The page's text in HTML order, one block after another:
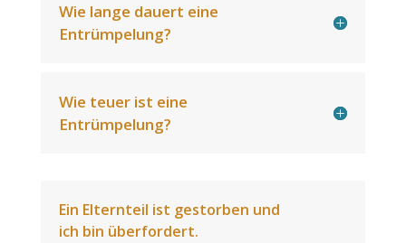
Wie lange dauert eine
Entrümpelung?
Wie teuer ist eine
Entrümpelung?
Ein Elternteil ist gestorben und
ich bin überfordert.